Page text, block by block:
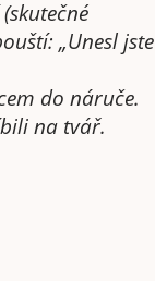
„Unesl jste
do náruče.
na tvář.